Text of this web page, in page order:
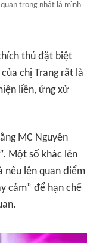
trọng nhất là mình
thú đặt biệt
chị Trang rất là
liền, ứng xử
MC Nguyên
Một số khác lên
nêu lên quan điểm
cảm” để hạn chế